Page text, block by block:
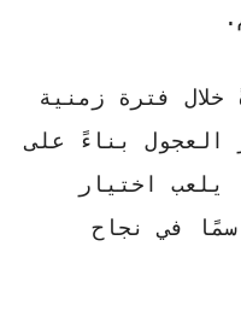
فترة زمنية
العجول بناءً على
يلعب
اختيار
في نجاح